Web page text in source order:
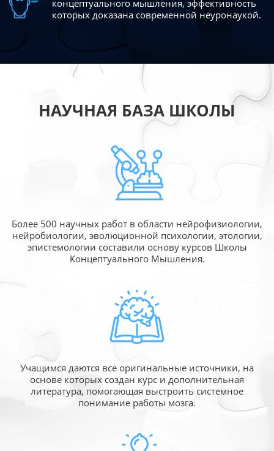
концептуального мышления, эффективность
которых доказана современной неуронаукой.
НАУЧНАЯ БАЗА ШКОЛЫ
Более 500 научных работ в области нейрофизиологии,
нейробиологии, эволюционной психологии, этологии,
эпистемологии составили основу курсов Школы
Концептуального Мышления.
Учащимся даются все оригинальные источники, на
основе которых создан курс и дополнительная
литература, помогающая выстроить системное
понимание работы мозга.